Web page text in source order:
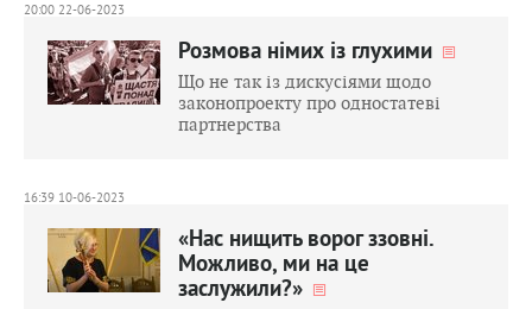
20:00 22-06-2023
Розмова німих із глухими
Що не так із дискусіями щодо
законопроекту про одностатеві
партнерства
16:39 10-06-2023
«Нас нищить ворог ззовні.
Можливо, ми на це
заслужили?»